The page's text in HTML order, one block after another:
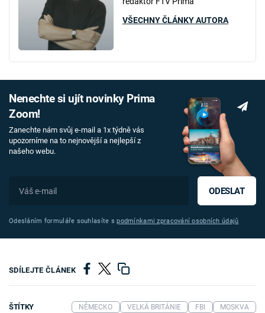
VŠECHNY ČLÁNKY AUTORA
Nenechte si ujít novinky Prima
Zoom!
Zanechte nám svůj e-mail a 1x týdně vás
upozorníme na to nejnovější a nejlepší z
našeho webu.
ODESLAT
Odesláním formuláře souhlasíte spodmínkami zpracování osobních údajů
SDÍLEJTE ČLÁNEK
ŠTÍTKY NĚMECKO VELKÁ BRITÁNIE FBI MOSKVA